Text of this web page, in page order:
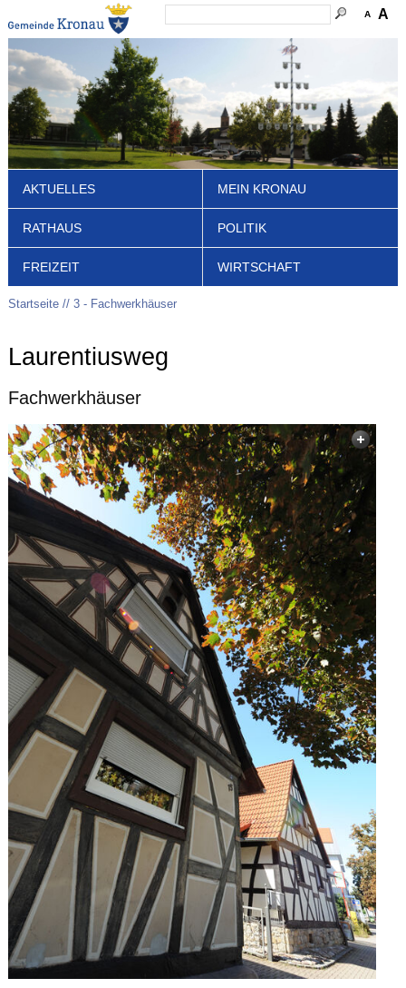
A A
AKTUELLES MEIN KRONAU
RATHAUS POLITIK
FREIZEIT WIRTSCHAFT
Startseite 3 - Fachwerkhäuser
Laurentiusweg
Fachwerkhäuser